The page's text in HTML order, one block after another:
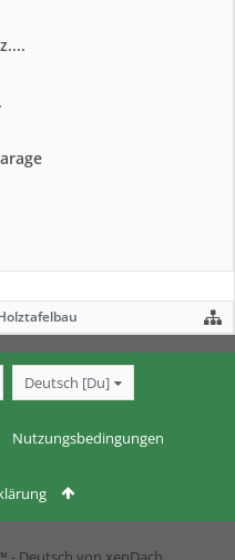
Deutsch [Du]
Nutzungsbedingungen